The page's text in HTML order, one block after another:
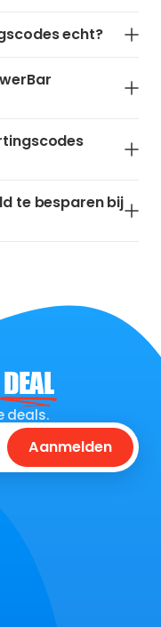
echt?
te besparen bij
DEAL
deals.
Aanmelden